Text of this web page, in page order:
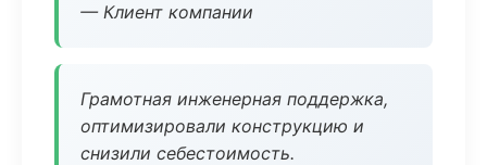
— Клиент компании
Грамотная инженерная поддержка,
оптимизировали конструкцию и
снизили себестоимость.